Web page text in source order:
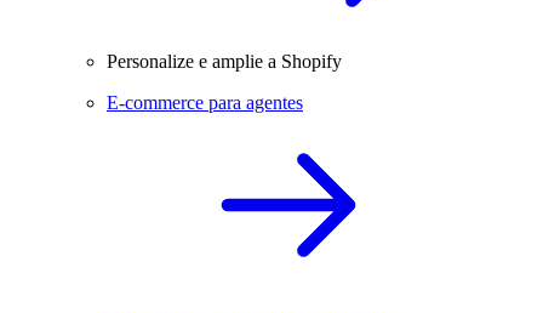
Personalize e amplie a Shopify
E-commerce para agentes